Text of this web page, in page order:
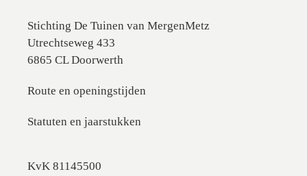
Stichting De Tuinen van MergenMetz
Utrechtseweg 433
6865 CL Doorwerth
Route en openingstijden
Statuten en jaarstukken
KvK 81145500